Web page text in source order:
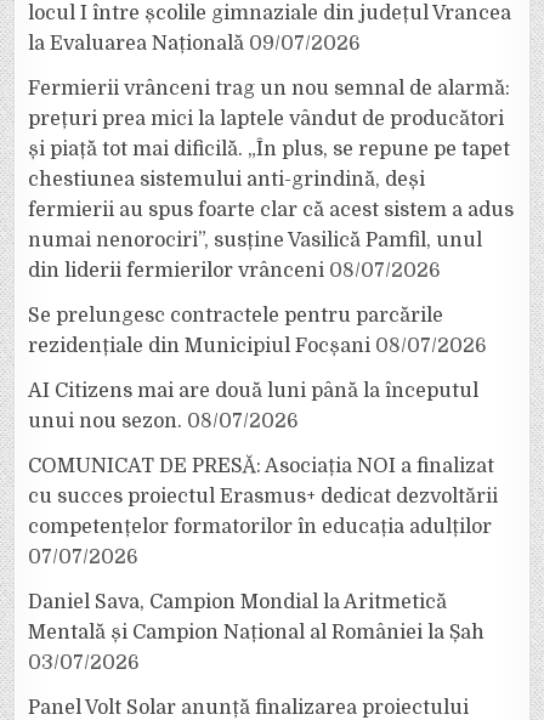
locul I între școlile gimnaziale din județul Vrancea
la Evaluarea Națională 09/07/2026
Fermierii vrânceni trag un nou semnal de alarmă:
prețuri prea mici la laptele vândut de producători
și piață tot mai dificilă. „În plus, se repune pe tapet
chestiunea sistemului anti-grindină, deși
fermierii au spus foarte clar că acest sistem a adus
numai nenorociri”, susține Vasilică Pamfil, unul
din liderii fermierilor vrânceni 08/07/2026
Se prelungesc contractele pentru parcările
rezidențiale din Municipiul Focșani 08/07/2026
AI Citizens mai are două luni până la începutul
unui nou sezon. 08/07/2026
COMUNICAT DE PRESĂ: Asociația NOI a finalizat
cu succes proiectul Erasmus+ dedicat dezvoltării
competențelor formatorilor în educația adulților
07/07/2026
Daniel Sava, Campion Mondial la Aritmetică
Mentală și Campion Național al României la Șah
03/07/2026
Panel Volt Solar anunță finalizarea proiectului